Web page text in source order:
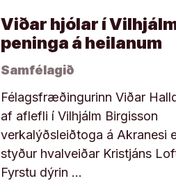
Viðar hjólar í
peninga á heilanum
Samfélagið
Félagsfræðingurinn Viðar
af aflefli í Vilhjálm Birgisson
verkalýðsleiðtoga á Akranesi
styður hvalveiðar Kristjáns
Fyrstu dýrin …